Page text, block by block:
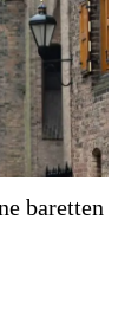
baretten